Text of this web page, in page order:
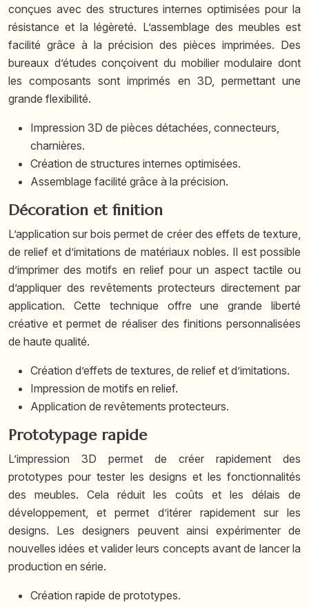
conçues avec des structures internes optimisées pour la
résistance et la légèreté. L’assemblage des meubles est
facilité grâce à la précision des pièces imprimées. Des
bureaux d’études conçoivent du mobilier modulaire dont
les composants sont imprimés en 3D, permettant une
grande flexibilité.
Impression 3D de pièces détachées, connecteurs,
charnières.
Création de structures internes optimisées.
Assemblage facilité grâce à la précision.
Décoration et finition
L’application sur bois permet de créer des effets de texture,
de relief et d’imitations de matériaux nobles. Il est possible
d’imprimer des motifs en relief pour un aspect tactile ou
d’appliquer des revêtements protecteurs directement par
application. Cette technique offre une grande liberté
créative et permet de réaliser des finitions personnalisées
de haute qualité.
Création d’effets de textures, de relief et d’imitations.
Impression de motifs en relief.
Application de revêtements protecteurs.
Prototypage rapide
L’impression 3D permet de créer rapidement des
prototypes pour tester les designs et les fonctionnalités
des meubles. Cela réduit les coûts et les délais de
développement, et permet d’itérer rapidement sur les
designs. Les designers peuvent ainsi expérimenter de
nouvelles idées et valider leurs concepts avant de lancer la
production en série.
Création rapide de prototypes.